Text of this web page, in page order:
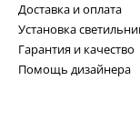
Доставка и оплата
Установка
Гарантия и качество
Помощь дизайнера